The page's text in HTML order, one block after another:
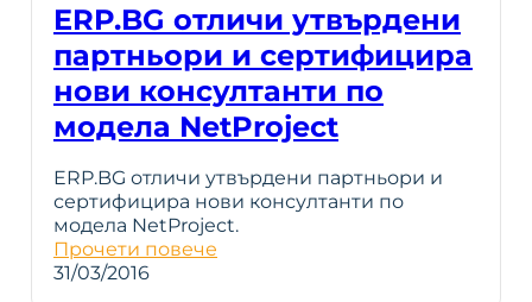
ERP.BG отличи утвърдени
партньори и сертифицира
нови консултанти по
модела NetProject
ERP.BG отличи утвърдени партньори и
сертифицира нови консултанти по
модела NetProject.
Прочети повече
31/03/2016